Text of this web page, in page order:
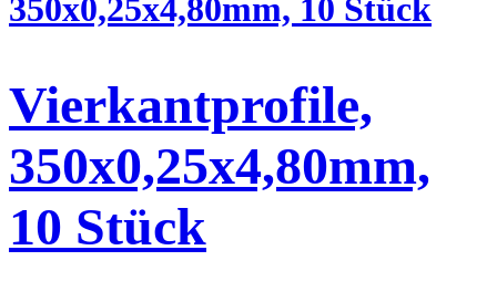
Vierkantprofile,
350x0,25x4,80mm,
10 Stück